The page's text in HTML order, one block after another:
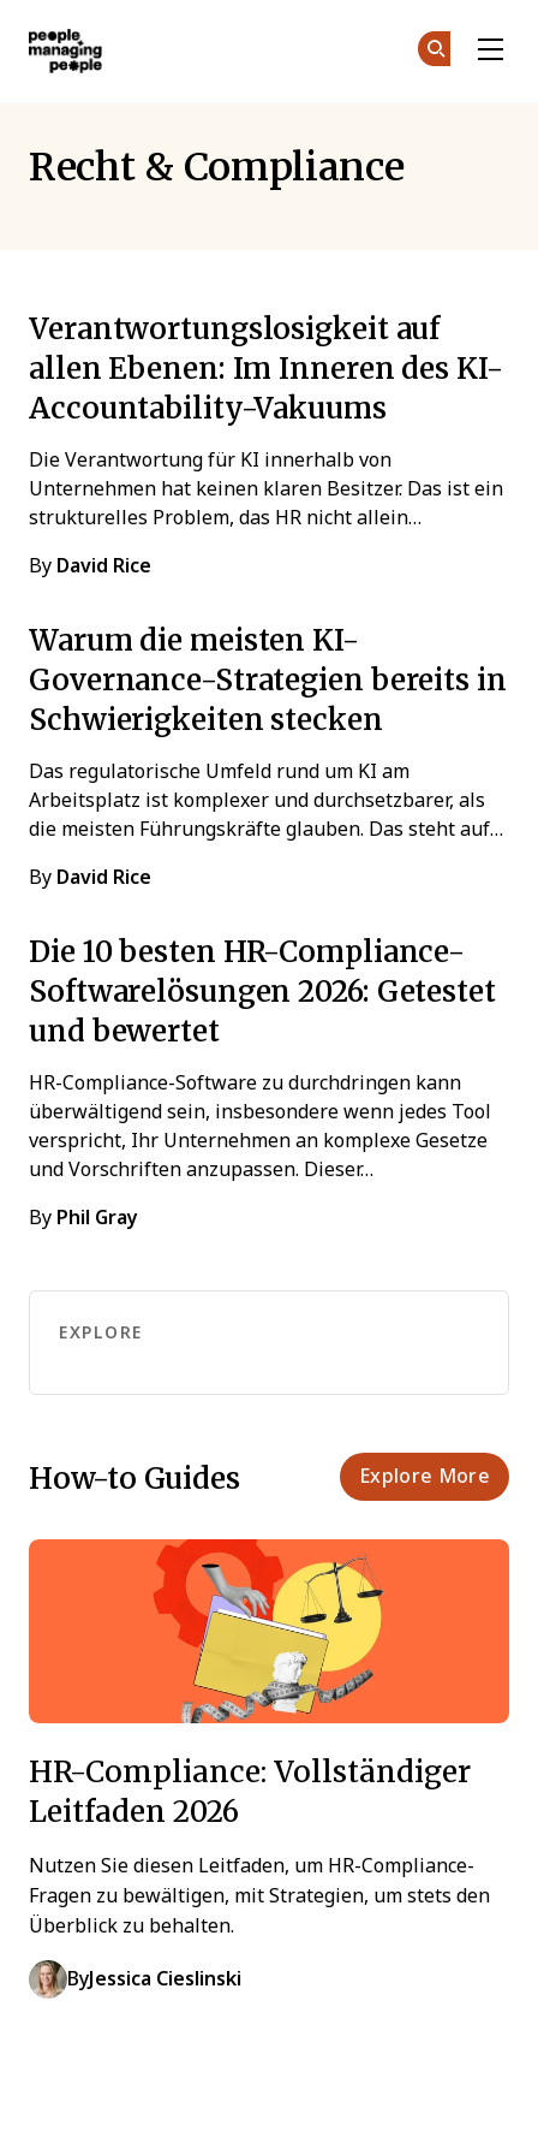
Recht & Compliance
Verantwortungslosigkeit auf
allen Ebenen: Im Inneren des KI-
Accountability-Vakuums
Die Verantwortung für KI innerhalb von
Unternehmen hat keinen klaren Besitzer. Das ist ein
strukturelles Problem, das HR nicht allein…
By David Rice
Warum die meisten KI-
Governance-Strategien bereits in
Schwierigkeiten stecken
Das regulatorische Umfeld rund um KI am
Arbeitsplatz ist komplexer und durchsetzbarer, als
die meisten Führungskräfte glauben. Das steht auf…
By David Rice
Die 10 besten HR-Compliance-
Softwarelösungen 2026: Getestet
und bewertet
HR-Compliance-Software zu durchdringen kann
überwältigend sein, insbesondere wenn jedes Tool
verspricht, Ihr Unternehmen an komplexe Gesetze
und Vorschriften anzupassen. Dieser…
By Phil Gray
EXPLORE
How-to Guides Explore More
HR-Compliance: Vollständiger
Leitfaden 2026
Nutzen Sie diesen Leitfaden, um HR-Compliance-
Fragen zu bewältigen, mit Strategien, um stets den
Überblick zu behalten.
By Jessica Cieslinski